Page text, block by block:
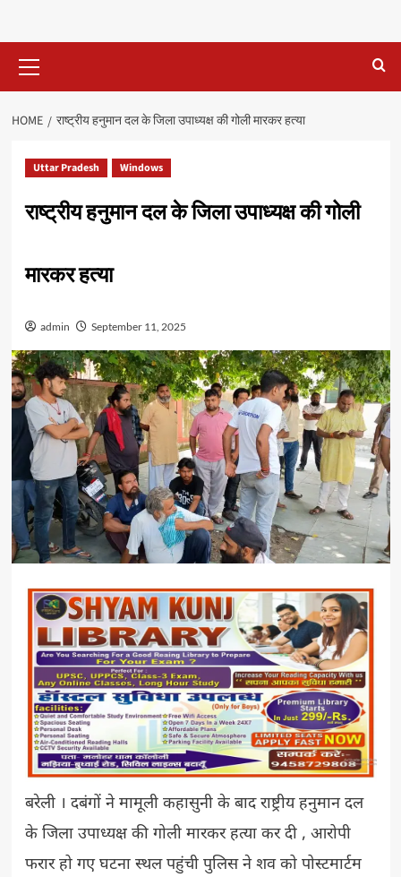
Menu
HOME राष्ट्रीय हनुमान दल के जिला उपाध्यक्ष की गोली मारकर हत्या
Uttar Pradesh Windows
राष्ट्रीय हनुमान दल के जिला उपाध्यक्ष की गोली
मारकर हत्या
admin September 11, 2025
बरेली । दबंगों ने मामूली कहासुनी के बाद राष्ट्रीय हनुमान दल
के जिला उपाध्यक्ष की गोली मारकर हत्या कर दी , आरोपी
फरार हो गए घटना स्थल पहुंची पुलिस ने शव को पोस्टमार्टम